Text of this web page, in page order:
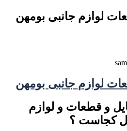
لوازم جانبی بومهن
لوازم جانبی بومهن